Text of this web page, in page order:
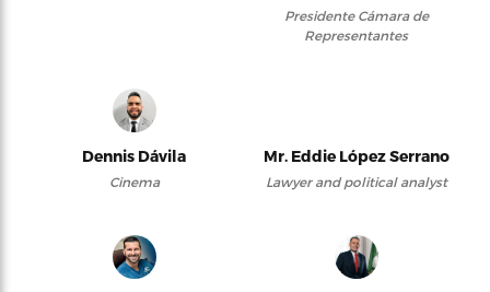
Presidente Cámara de
Representantes
Dennis Dávila
Cinema
Mr. Eddie López Serrano
Lawyer and political analyst